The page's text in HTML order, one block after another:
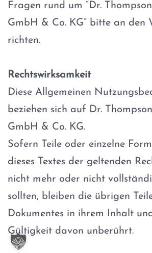
Fragen rund um “Dr.
GmbH & Co. KG” bitte an den
richten.
Rechtswirksamkeit
Diese Allgemeinen
beziehen sich auf Dr.
GmbH & Co. KG.
Sofern Teile oder einzelne
dieses Textes der geltenden
nicht mehr oder nicht
sollten, bleiben die übrigen
Dokumentes in ihrem Inhalt
Gültigkeit davon unberührt.